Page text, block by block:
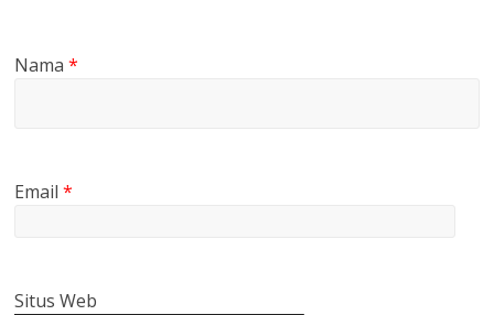
Nama*
Email*
Situs Web